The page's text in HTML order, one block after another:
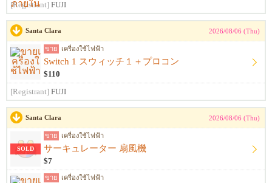
[Registrant] FUJI
Santa Clara 2026/08/06 (Thu)
ขาย เครื่องใช้ไฟฟ้า
Switch 1 スウィッチ１＋プロコン
$110
[Registrant] FUJI
Santa Clara 2026/08/06 (Thu)
SOLD
ขาย เครื่องใช้ไฟฟ้า
サーキュレーター 扇風機
$7
ขาย เครื่องใช้ไฟฟ้า